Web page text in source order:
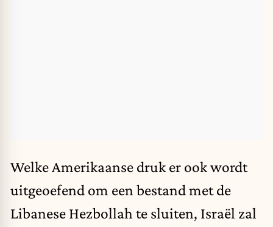
Welke Amerikaanse druk er ook wordt
uitgeoefend om een bestand met de
Libanese Hezbollah te sluiten, Israël zal